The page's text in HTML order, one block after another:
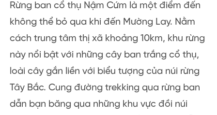
Rừng ban cổ thụ Nậm Cứm là một điểm đến
không thể bỏ qua khi đến Mường Lay. Nằm
cách trung tâm thị xã khoảng 10km, khu rừng
này nổi bật với những cây ban trắng cổ thụ,
loài cây gắn liền với biểu tượng của núi rừng
Tây Bắc. Cung đường trekking qua rừng ban
dẫn bạn băng qua những khu vực đồi núi